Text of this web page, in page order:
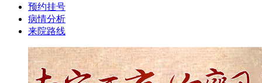
预约挂号
病情分析
来院路线